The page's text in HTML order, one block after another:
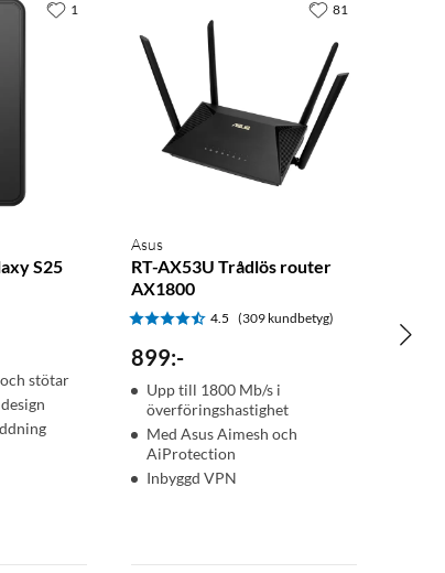
S25
stötar
1
Asus
RT-AX53U Trådlös router
AX1800
4.5 (309 kundbetyg)
899:-
Upp till 1800 Mb/s i
överföringshastighet
Med Asus Aimesh och
AiProtection
Inbyggd VPN
81